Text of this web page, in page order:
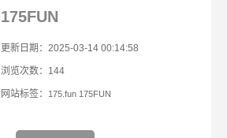
175FUN
更新日期：2025-03-14 00:14:58
浏览次数：144
网站标签： 175.fun 175FUN